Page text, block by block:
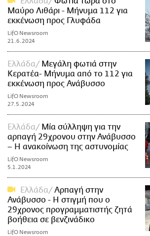
Μαύρο Λιθάρι - Μήνυμα 112 για
εκκένωση προς Γλυφάδα
LifO Newsroom
21.6.2024
Ελλάδα
Μεγάλη φωτιά στην
Κερατέα- Μήνυμα από το 112 για
εκκένωση προς Ανάβυσσο
LifO Newsroom
27.5.2024
Ελλάδα
Μία σύλληψη για την
αρπαγή 29χρονου στην Ανάβυσσο
– Η ανακοίνωση της αστυνομίας
LifO Newsroom
5.1.2024
Ελλάδα
Αρπαγή στην
Ανάβυσσο - Η στιγμή που ο
29χρονος προγραμματιστής ζητά
βοήθεια σε βενζινάδικο
LifO Newsroom